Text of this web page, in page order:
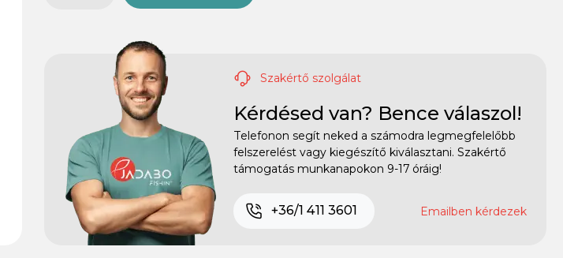
Szakértő szolgálat
Kérdésed van? Bence válaszol!
Telefonon segít neked a számodra legmegfelelőbb
felszerelést vagy kiegészítő kiválasztani. Szakértő
támogatás munkanapokon 9-17 óráig!
+36/1 411 3601 Emailben kérdezek